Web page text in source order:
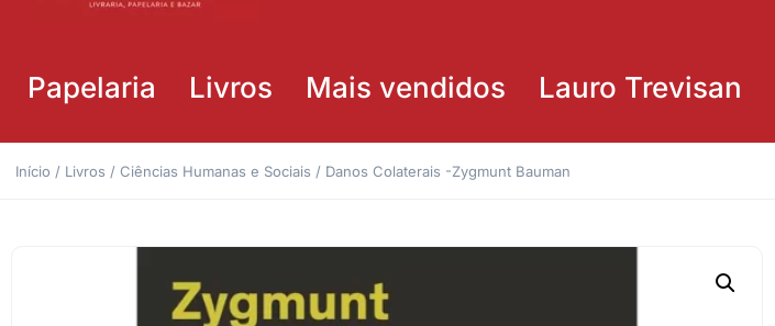
Papelaria Livros Mais vendidos Lauro Trevisan
Início / Livros / Ciências Humanas e Sociais / Danos Colaterais -Zygmunt Bauman